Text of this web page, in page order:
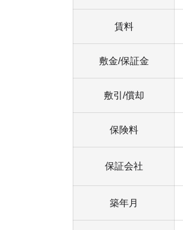
賃料
敷金/保証金
敷引/償却
保険料
保証会社
築年月